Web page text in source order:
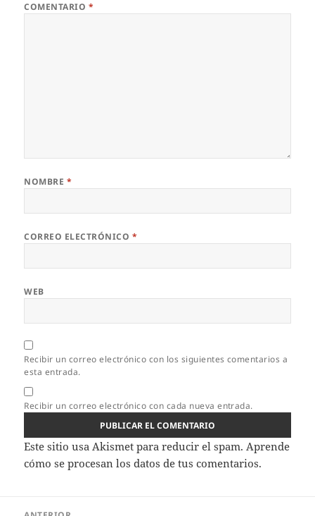
COMENTARIO *
NOMBRE *
CORREO ELECTRÓNICO *
WEB
Recibir un correo electrónico con los siguientes comentarios a
esta entrada.
Recibir un correo electrónico con cada nueva entrada.
Este sitio usa Akismet para reducir el spam.Aprende
cómo se procesan los datos de tus comentarios.